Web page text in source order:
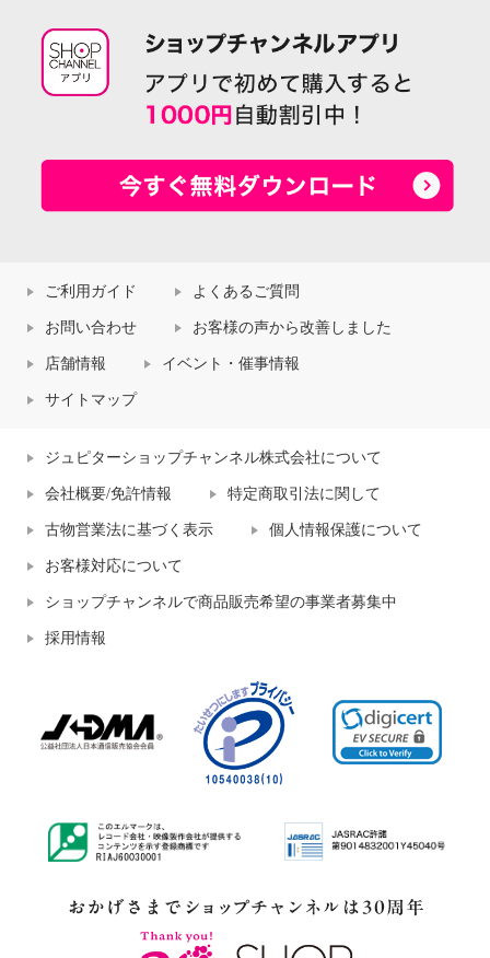
ご利用ガイド よくあるご質問
お問い合わせ お客様の声から改善しました
店舗情報 イベント・催事情報
サイトマップ
ジュピターショップチャンネル株式会社について
会社概要/免許情報 特定商取引法に関して
古物営業法に基づく表示 個人情報保護について
お客様対応について
ショップチャンネルで商品販売希望の事業者募集中
採用情報